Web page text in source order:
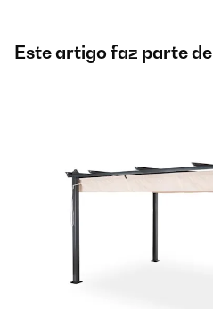
Este artigo faz parte de